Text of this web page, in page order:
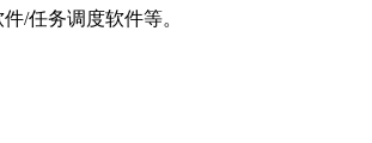
/任务调度软件等。